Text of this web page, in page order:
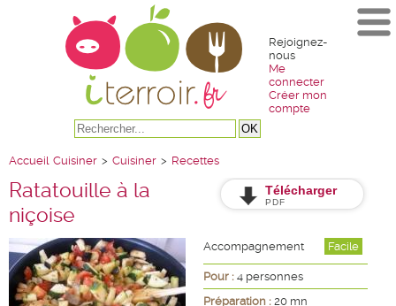
Rejoignez-
nous
Me
connecter
Créer mon
compte
Accueil Cuisiner > Cuisiner > Recettes
Ratatouille à la
niçoise
Télécharger
PDF
Accompagnement Facile
Pour : 4 personnes
Préparation : 20 mn